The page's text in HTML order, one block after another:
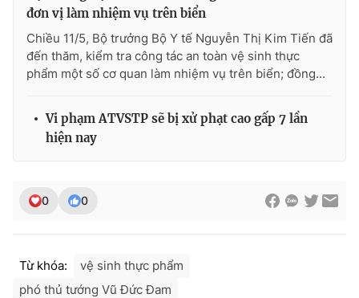
THỜI BÁO VTV
Cơ quan chủ quản:
cấp ngày 29/12/2023
Tổng Biên tập: Vũ Thanh Thủy
đơn vị làm nhiệm vụ trên biển
Chiều 11/5, Bộ trưởng Bộ Y tế Nguyễn Thị Kim Tiến đã
đến thăm, kiểm tra công tác an toàn vệ sinh thực
phẩm một số cơ quan làm nhiệm vụ trên biển; đồng...
Vi phạm ATVSTP sẽ bị xử phạt cao gấp 7 lần
hiện nay
0 0
Từ khóa:
vệ sinh thực phẩm
phó thủ tướng Vũ Đức Đam